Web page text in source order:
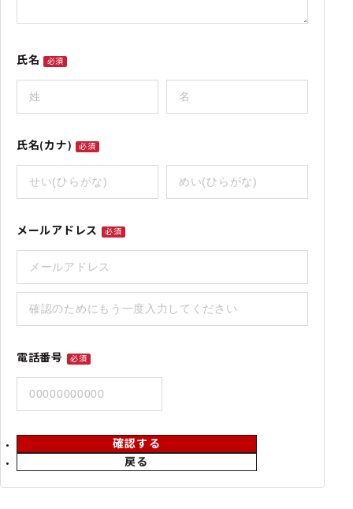
氏名 必須
氏名(カナ) 必須
メールアドレス 必須
電話番号 必須
戻る
確認する